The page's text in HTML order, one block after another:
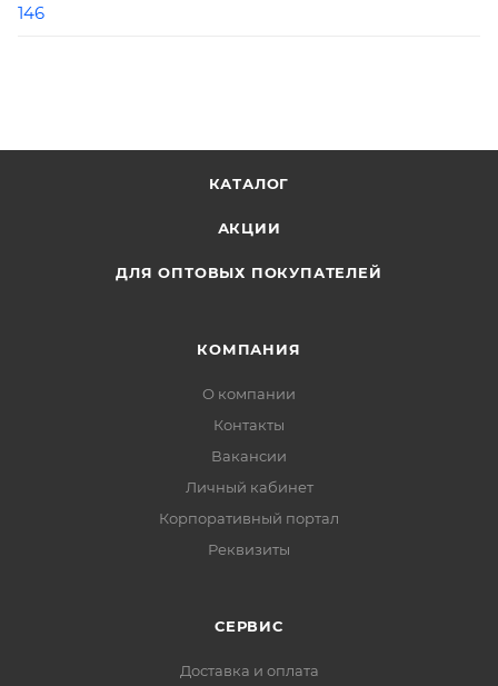
146
КАТАЛОГ
АКЦИИ
ДЛЯ ОПТОВЫХ ПОКУПАТЕЛЕЙ
КОМПАНИЯ
О компании
Контакты
Вакансии
Личный кабинет
Корпоративный портал
Реквизиты
СЕРВИС
Доставка и оплата